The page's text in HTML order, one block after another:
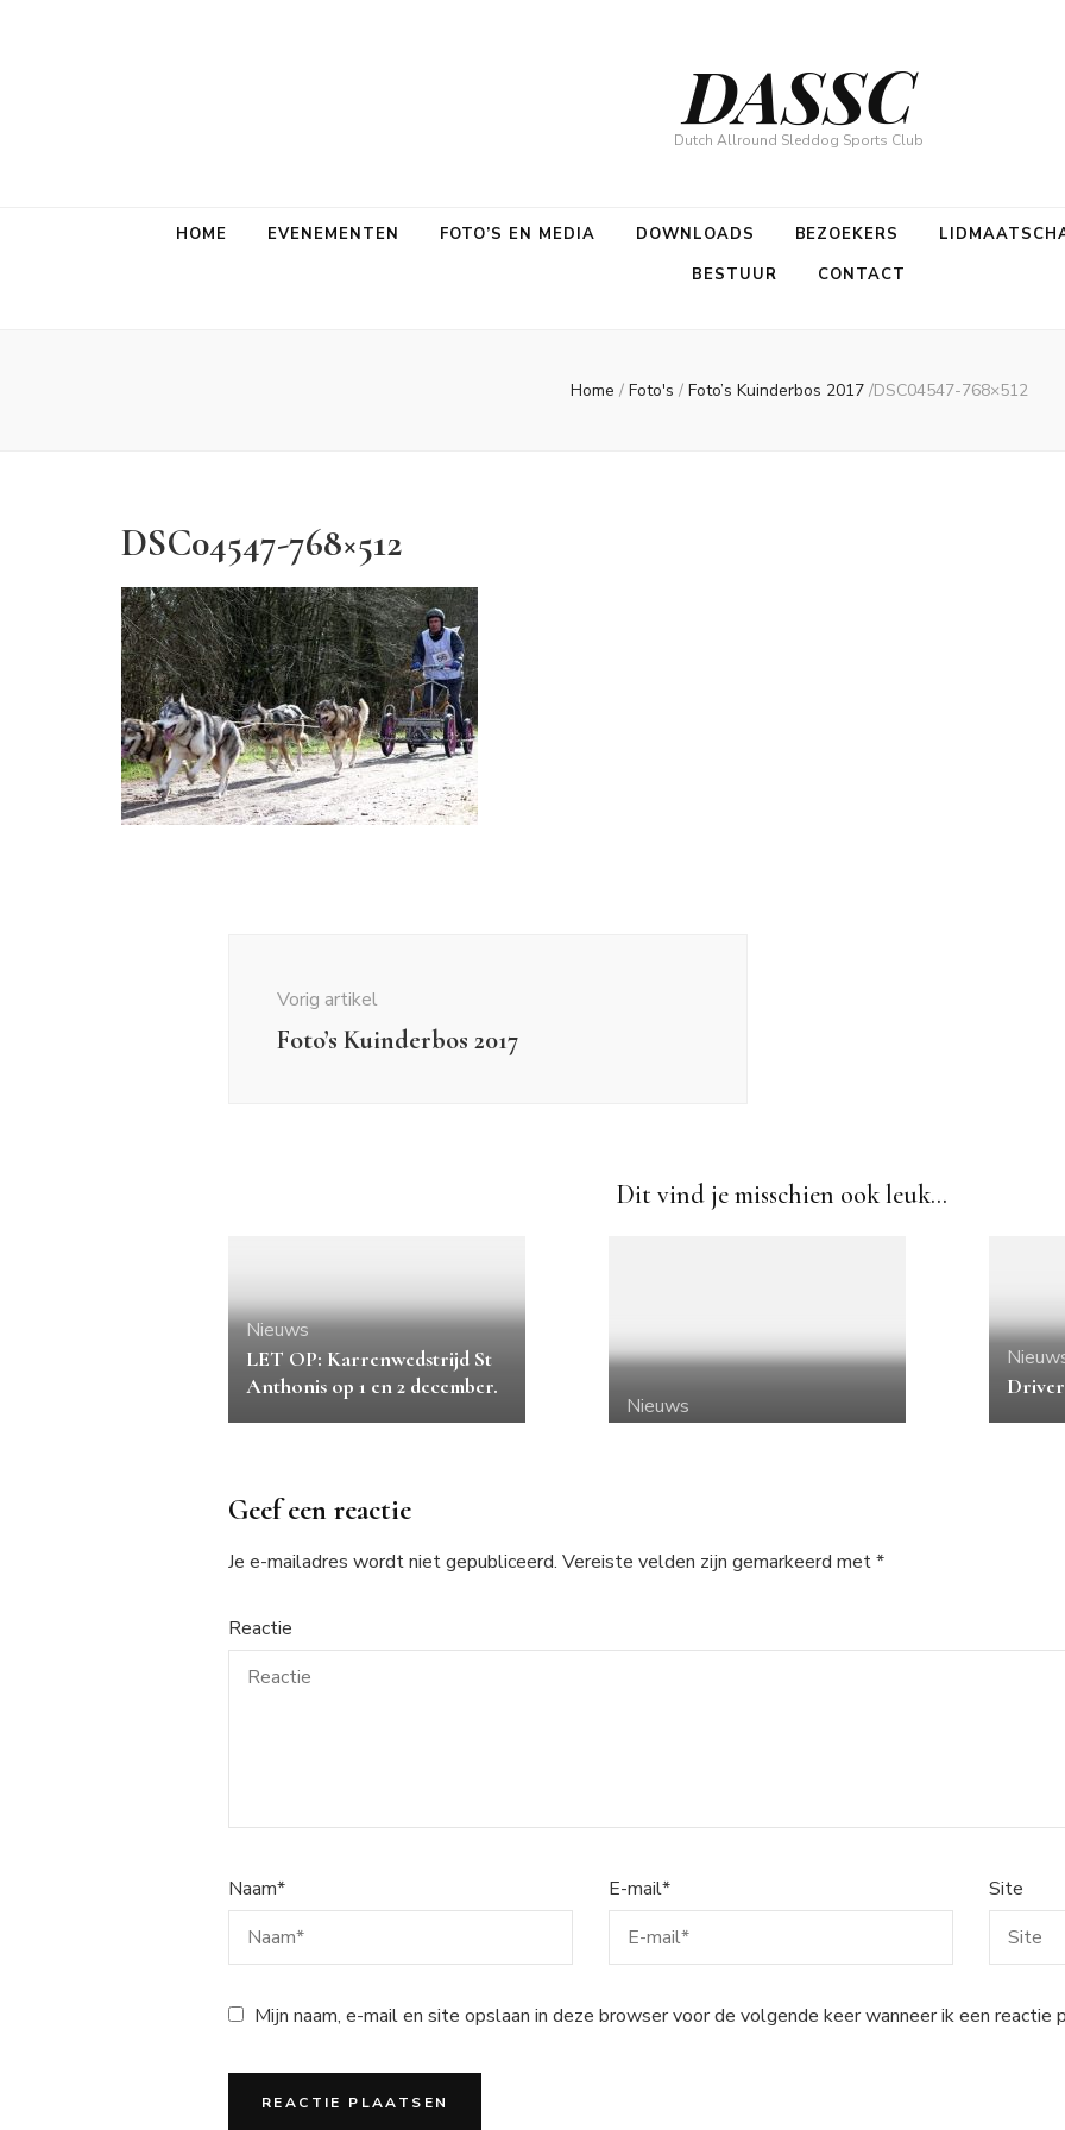
DASSC
Dutch Allround Sleddog Sports Club
HOME EVENEMENTEN FOTO’S EN MEDIA DOWNLOADS BEZOEKERS
BESTUUR
CONTACT
Home / Foto's / Foto’s Kuinderbos 2017 /DSC04547-768×512
DSC04547-768×512
Vorig artikel
Foto’s Kuinderbos 2017
Dit vind je misschien ook leuk...
Nieuws
LET OP: Karrenwedstrijd St
Anthonis op 1 en 2 december.
Nieuws
Geef een reactie
Je e-mailadres wordt niet gepubliceerd. Vereiste velden zijn gemarkeerd met*
Reactie
Naam* E-mail* Site
Mijn naam, e-mail en site opslaan in deze browser voor de volgende keer wanneer ik een reactie